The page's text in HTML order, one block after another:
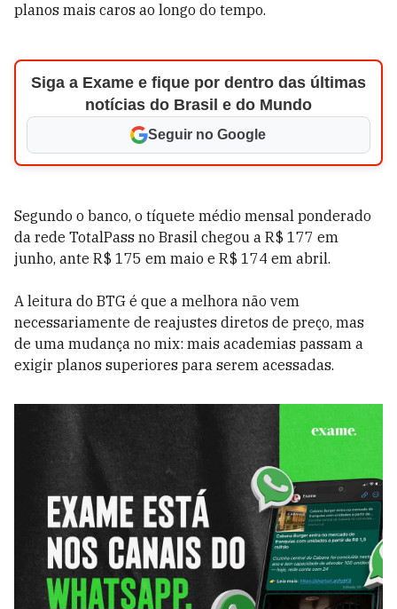
planos mais caros ao longo do tempo.
Siga a Exame e fique por dentro das últimas
notícias do Brasil e do Mundo
Seguir no Google
Segundo o banco, o tíquete médio mensal ponderado
da rede TotalPass no Brasil chegou a R$ 177 em
junho, ante R$ 175 em maio e R$ 174 em abril.
A leitura do BTG é que a melhora não vem
necessariamente de reajustes diretos de preço, mas
de uma mudança no mix: mais academias passam a
exigir planos superiores para serem acessadas.